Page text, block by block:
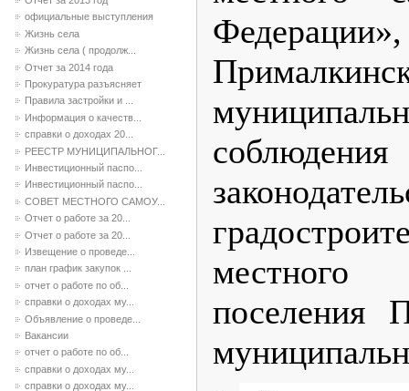
официальные выступления
Жизнь села
Жизнь села ( продолж...
Отчет за 2014 года
Прокуратура разъясняет
Правила застройки и ...
Информация о качеств...
справки о доходах 20...
РЕЕСТР МУНИЦИПАЛЬНОГ...
Инвестиционный паспо...
Инвестиционный паспо...
СОВЕТ МЕСТНОГО САМОУ...
Отчет о работе за 20...
Отчет о работе за 20...
Извещение о проведе...
план график закупок ...
отчет о работе по об...
справки о доходах му...
Объявление о проведе...
Вакансии
отчет о работе по об...
справки о доходах му...
справки о доходах му...
местного
поселения